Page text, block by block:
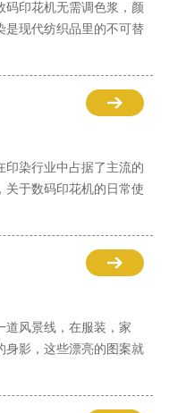
码印花机无需调色浆，颜
是现代纺织品里的不可替
印染行业中占据了主流的
关于数码印花机的日常使
道风景线，在服装，家
身影，这些漂亮的图案就